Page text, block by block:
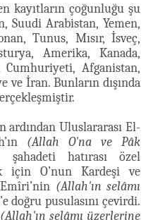
kayıtların çoğunluğu şu
Suudi Arabistan, Yemen,
Tunus, Mısır, İsveç,
Amerika, Kanada,
Cumhuriyeti, Afganistan,
İran. Bunların dışında
Uluslararası El-
(Allah O'na ve Pâk
şahadeti hatırası özel
için O’nun Kardeşi ve
(Allah'ın selâmı
doğru pusulasını çevirdi.
(Allah'ın selâmı üzerlerine